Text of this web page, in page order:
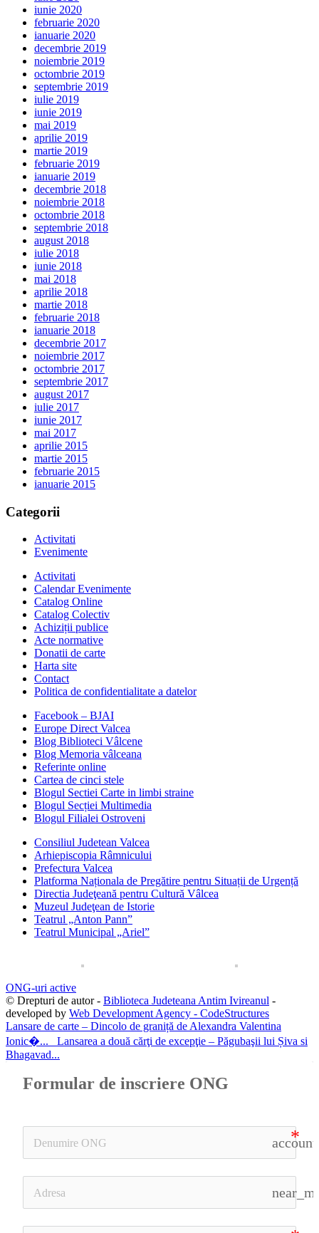
iunie 2020
februarie 2020
ianuarie 2020
decembrie 2019
noiembrie 2019
octombrie 2019
septembrie 2019
iulie 2019
iunie 2019
mai 2019
aprilie 2019
martie 2019
februarie 2019
ianuarie 2019
decembrie 2018
noiembrie 2018
octombrie 2018
septembrie 2018
august 2018
iulie 2018
iunie 2018
mai 2018
aprilie 2018
martie 2018
februarie 2018
ianuarie 2018
decembrie 2017
noiembrie 2017
octombrie 2017
septembrie 2017
august 2017
iulie 2017
iunie 2017
mai 2017
aprilie 2015
martie 2015
februarie 2015
ianuarie 2015
Categorii
Activitati
Evenimente
Activitati
Calendar Evenimente
Catalog Online
Catalog Colectiv
Achiziții publice
Acte normative
Donatii de carte
Harta site
Contact
Politica de confidentialitate a datelor
Facebook – BJAI
Europe Direct Valcea
Blog Biblioteci Vâlcene
Blog Memoria vâlceana
Referinte online
Cartea de cinci stele
Blogul Sectiei Carte in limbi straine
Blogul Secției Multimedia
Blogul Filialei Ostroveni
Consiliul Judetean Valcea
Arhiepiscopia Râmnicului
Prefectura Valcea
Platforma Naționala de Pregătire pentru Situații de Urgență
Directia Judeţeană pentru Cultură Vâlcea
Muzeul Judeţean de Istorie
Teatrul „Anton Pann”
Teatrul Municipal „Ariel”
ONG-uri active
© Drepturi de autor - Biblioteca Judeteana Antim Ivireanul -
developed by Web Development Agency - CodeStructures
Lansare de carte – Dincolo de graniță de Alexandra Valentina
Ionic�...
Lansarea a două cărţi de excepţie – Păgubaşii lui Șiva si
Bhagavad...
Formular de inscriere ONG